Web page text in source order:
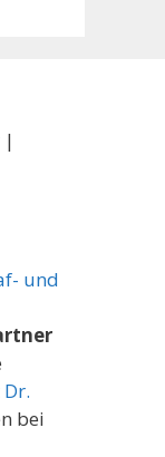
|
und
bei